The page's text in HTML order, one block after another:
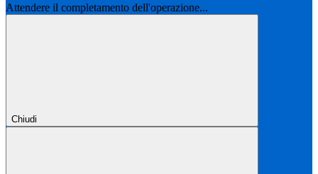
Attendere il completamento dell'operazione...
Chiudi